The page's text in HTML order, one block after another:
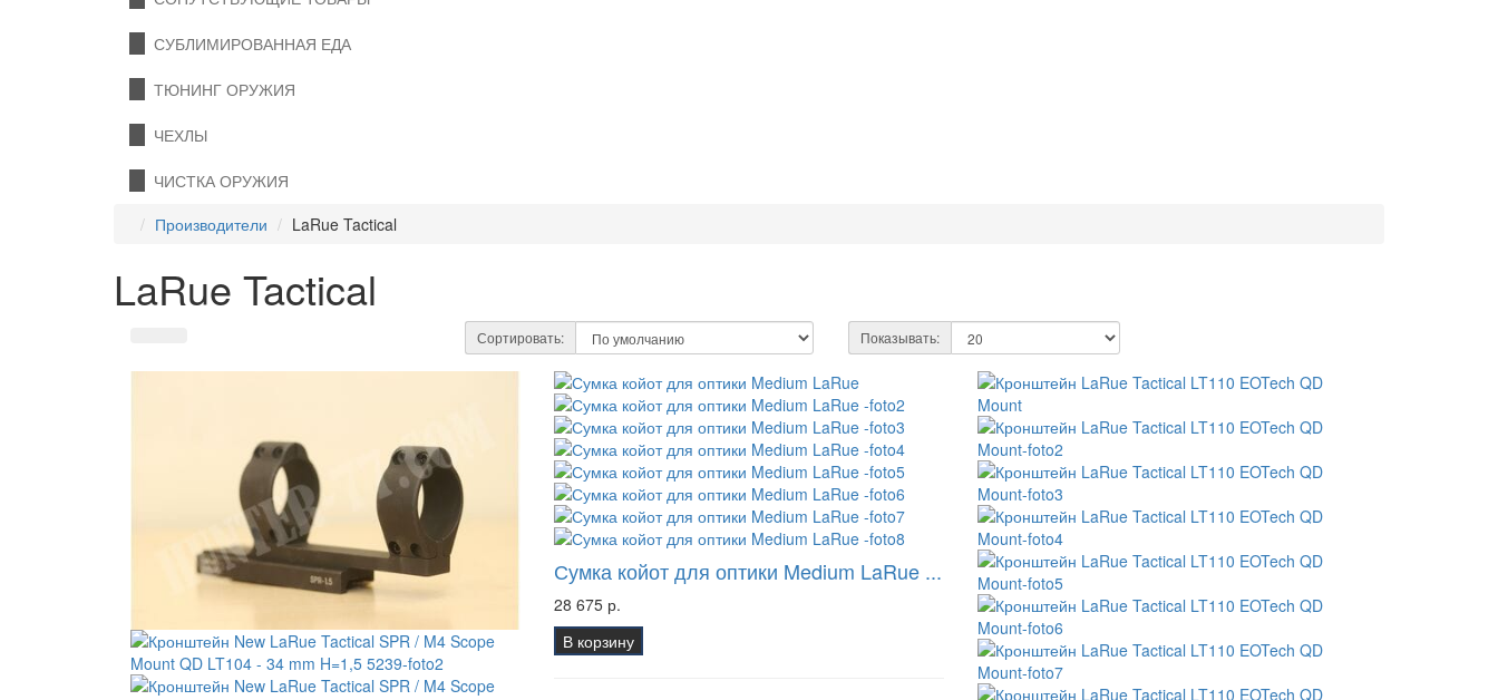
СУБЛИМИРОВАННАЯ ЕДА
ТЮНИНГ ОРУЖИЯ
ЧЕХЛЫ
ЧИСТКА ОРУЖИЯ
Производители
LaRue Tactical
LaRue Tactical
Сортировать: Показывать:
Сумка койот для оптики Medium LaRue ...
28 675 р.
В корзину